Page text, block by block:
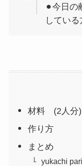
⚫︎今日
している
材料 (2人分)
作り方
まとめ
yukachi